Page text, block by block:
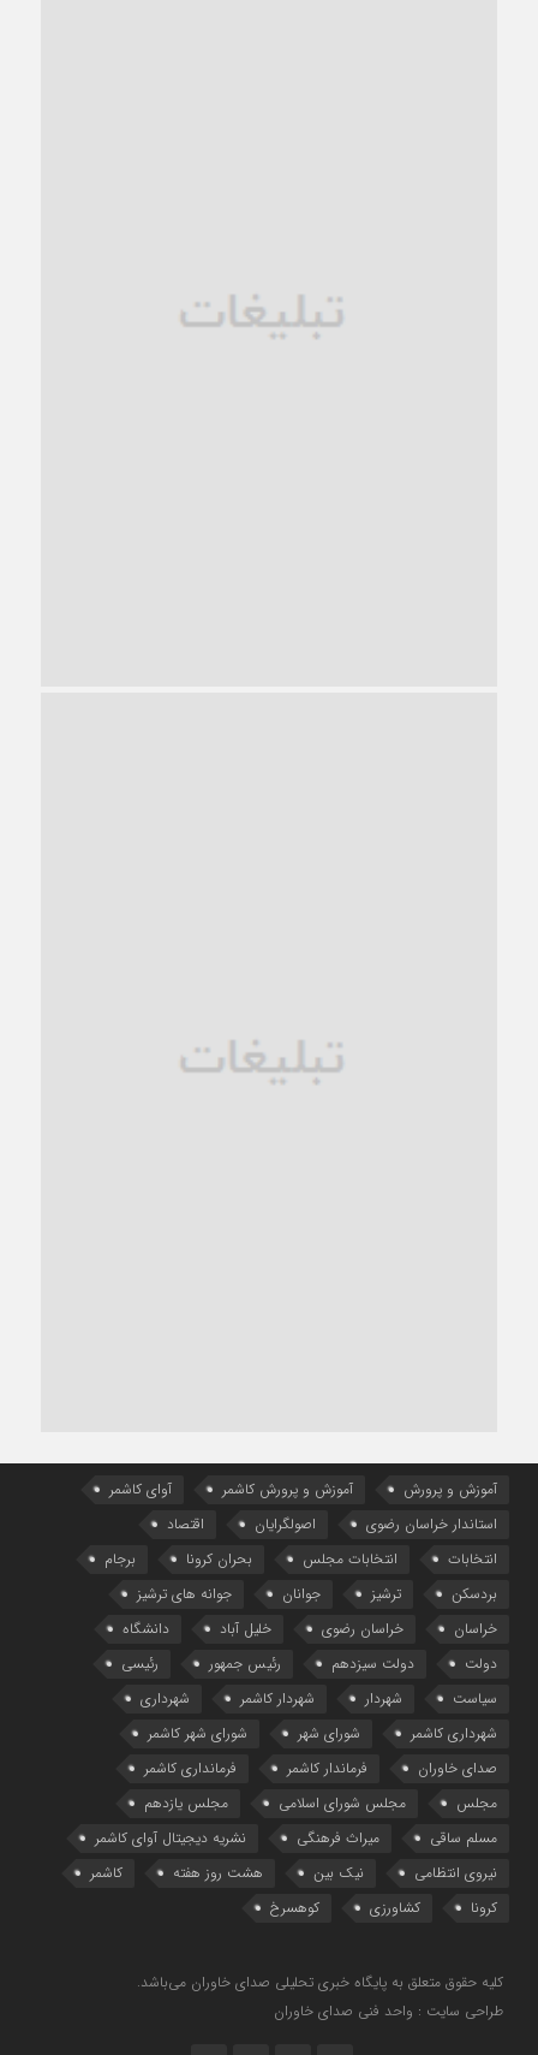
آموزش و پرورش آموزش و پرورش کاشمر
آوای کاشمر
استاندار خراسان رضوی
اصولگرایان
اقتصاد
انتخابات
انتخابات مجلس بحران کرونا
برجام
بردسکن
ترشیز جوانان
جوانه های ترشیز
خراسان
خراسان رضوی خلیل آباد
دانشگاه
دولت
دولت سیزدهم رئیس جمهور
رئیسی
سیاست
شهردار شهردار کاشمر
شهرداری
شهرداری کاشمر
شورای شهر
شورای شهر کاشمر
صدای خاوران
فرماندار کاشمر
فرمانداری کاشمر
مجلس
مجلس شورای اسلامی
مجلس یازدهم
مسلم ساقی
میراث فرهنگی
نشریه دیجیتال آوای کاشمر
نیروی انتظامی
نیک بین هشت روز هفته
کاشمر
کرونا
کشاورزی کوهسرخ
کلیه حقوق متعلق به پایگاه خبری تحلیلی صدای خاوران می‌باشد.
طراحی سایت : واحد فنی صدای خاوران